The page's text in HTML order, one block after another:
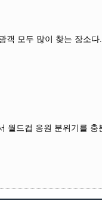
객 모두 많이 찾는 장소다.
월드컵 응원 분위기를 충